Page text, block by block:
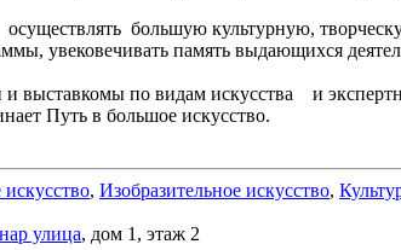
большую культурную,
увековечивать память выдающихся
выставкомы по видам искусства и
Путь в большое искусство.
, Изобразительное искусство,
улица, дом 1, этаж 2